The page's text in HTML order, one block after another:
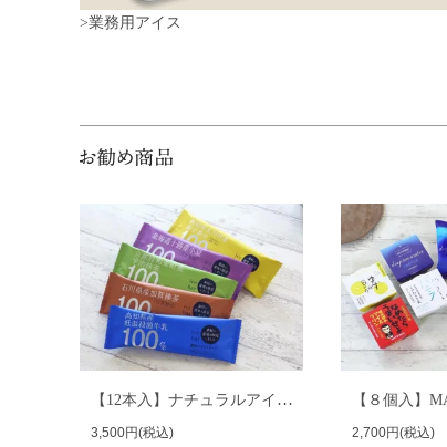
>業務用アイス
【12本入】ナチュラルアイスバーセット
3,500円(税込) 2,700円(税込)